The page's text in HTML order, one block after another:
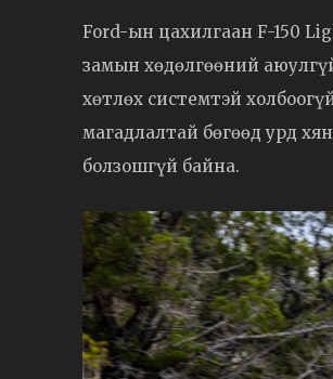
Ford-ын цахилгаан F-150
замын хөдөлгөөний
хөтлөх системтэй
магадлалтай бөгөөд урд
болзошгүй байна.